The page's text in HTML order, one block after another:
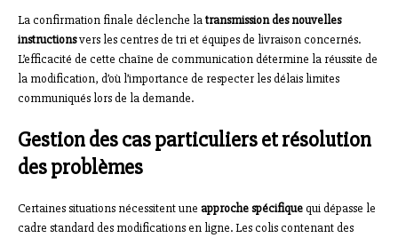
La confirmation finale déclenche latransmission des nouvelles
instructionsvers les centres de tri et équipes de livraison concernés.
L’efficacité de cette chaîne de communication détermine la réussite de
la modification, d’où l’importance de respecter les délais limites
communiqués lors de la demande.
Gestion des cas particuliers et résolution
des problèmes
Certaines situations nécessitent une approche spécifiquequi dépasse le
cadre standard des modifications en ligne. Les colis contenant des